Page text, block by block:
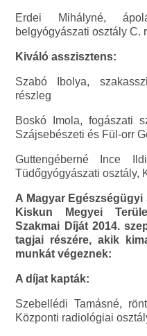
Erdei Mihályné,
belgyógyászati osztály C.
Kiváló asszisztens:
Szabó Ibolya,
részleg
Boskó Imola, fogászati
Szájsebészeti és Fül-orr
Guttengéberné Ince
Tüdőgyógyászati osztály,
A Magyar
Kiskun Megyei
Szakmai Díját 2014.
tagjai részére, akik
munkát végeznek:
A díjat kapták:
Szebellédi Tamásné,
Központi radiológiai